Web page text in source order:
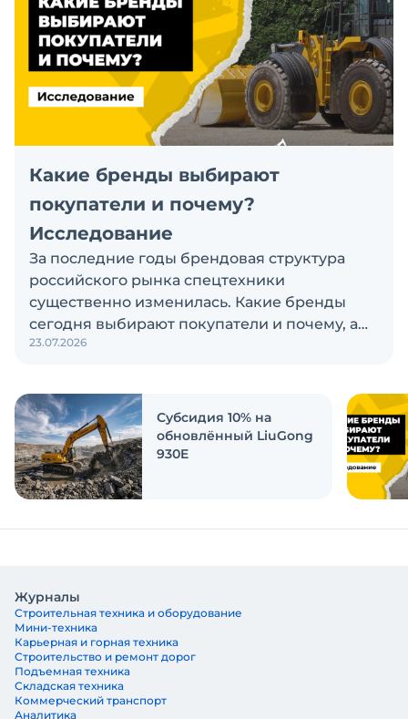
Какие бренды выбирают
покупатели и почему?
Исследование
За последние годы брендовая структура
российского рынка спецтехники
существенно изменилась. Какие бренды
сегодня выбирают покупатели и почему, а
также кого считают лидерами рынка?
ответить на эти вопросы
23.07.2026
Субсидия 10% на
обновлённый LiuGong
930E
Журналы
Строительная техника и оборудование
Мини-техника
Карьерная и горная техника
Строительство и ремонт дорог
Подъемная техника
Складская техника
Коммерческий транспорт
Аналитика